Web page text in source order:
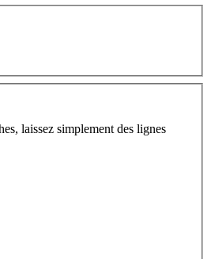
laissez simplement des lignes